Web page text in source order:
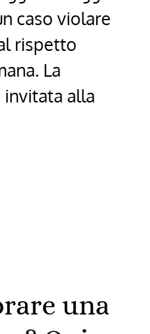
caso violare
rispetto
La
alla
una